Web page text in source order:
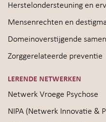
Herstelondersteuning en
Mensenrechten en
Domeinoverstijgende
Zorggerelateerde preventie
LERENDE NETWERKEN
Netwerk Vroege Psychose
NIPA (Netwerk Innovatie &